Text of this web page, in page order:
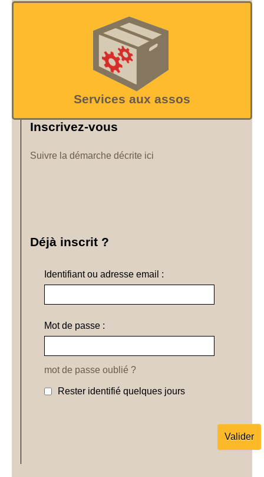
Services aux assos
Inscrivez-vous
Suivre la démarche décrite ici
Déjà inscrit ?
Identifiant ou adresse email :
Mot de passe :
mot de passe oublié ?
Rester identifié quelques jours